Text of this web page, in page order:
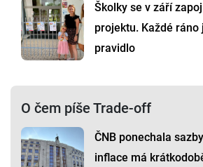
Školky se v září
projektu. Každé
pravidlo
O čem píše Trade-off
ČNB ponechala
inflace má